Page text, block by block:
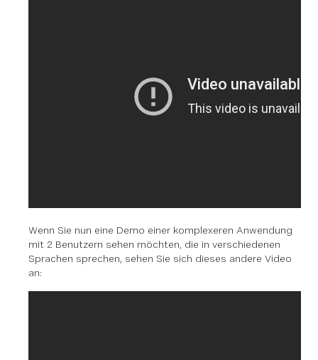
Wenn Sie nun eine Demo einer komplexeren Anwendung
mit 2 Benutzern sehen möchten, die in verschiedenen
Sprachen sprechen, sehen Sie sich dieses andere Video
an: